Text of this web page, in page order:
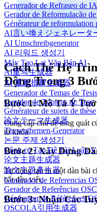
Generador de Refraseo de IA
Gerador de Reformulação
Générateur de reformulation
AI言い換えジェネレータ
AI Umschreibgenerator
AI 리워드 생성기
Máy Tạo Lại Văn Bản AI
AI重写生成器
AI 重新措辭生成器
Generador de Temas de Tesis
Gerador de Tópicos de Tese
Générateur de sujets de thèse
論文テーマ生成器
Thesenthemen-Generator
논문 주제 생성기
Công cụ Tạo Đề Tài Luận
论文主题生成器
論文主題產生器
Generador de Referencias
Gerador de Referências
Générateur de Références
OSCOLA引用生成器
Cách Thế Hệ
Động Trong 3
Bước 1: Mô Tả Ý
Cung cấp chủ đề tổng quát
từ khóa.
Bước 2: Xây Dựng
Tự động tạo ra một dàn bài
bắt đầu viết.
Bước 3: Nhận Các